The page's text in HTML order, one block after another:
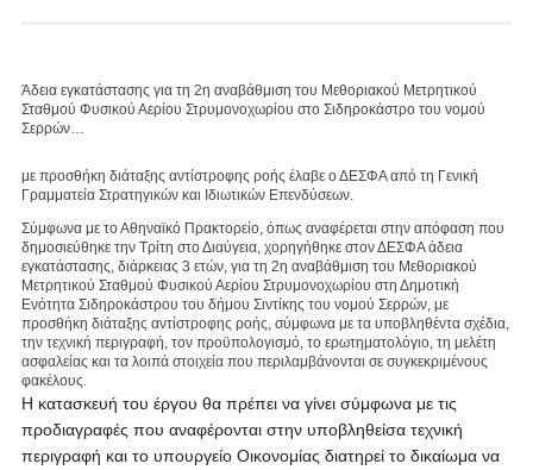
Άδεια εγκατάστασης για τη 2η αναβάθμιση του Μεθοριακού Μετρητικού
Σταθμού Φυσικού Αερίου Στρυμονοχωρίου στο Σιδηροκάστρο του νομού
Σερρών…
με προσθήκη διάταξης αντίστροφης ροής έλαβε ο ΔΕΣΦΑ από τη Γενική
Γραμματεία Στρατηγικών και Ιδιωτικών Επενδύσεων.
Σύμφωνα με το Αθηναϊκό Πρακτορείο, όπως αναφέρεται στην απόφαση που
δημοσιεύθηκε την Τρίτη στο Διαύγεια, χορηγήθηκε στον ΔΕΣΦΑ άδεια
εγκατάστασης, διάρκειας 3 ετών, για τη 2η αναβάθμιση του Μεθοριακού
Μετρητικού Σταθμού Φυσικού Αερίου Στρυμονοχωρίου στη Δημοτική
Ενότητα Σιδηροκάστρου του δήμου Σιντίκης του νομού Σερρών, με
προσθήκη διάταξης αντίστροφης ροής, σύμφωνα με τα υποβληθέντα σχέδια,
την τεχνική περιγραφή, τον προϋπολογισμό, το ερωτηματολόγιο, τη μελέτη
ασφαλείας και τα λοιπά στοιχεία που περιλαμβάνονται σε συγκεκριμένους
φακέλους.
Η κατασκευή του έργου θα πρέπει να γίνει σύμφωνα με τις
προδιαγραφές που αναφέρονται στην υποβληθείσα τεχνική
περιγραφή και το υπουργείο Οικονομίας διατηρεί το δικαίωμα να